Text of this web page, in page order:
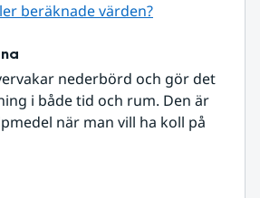
beräknade värden?
nederbörd och gör det
i både tid och rum. Den är
när man vill ha koll på